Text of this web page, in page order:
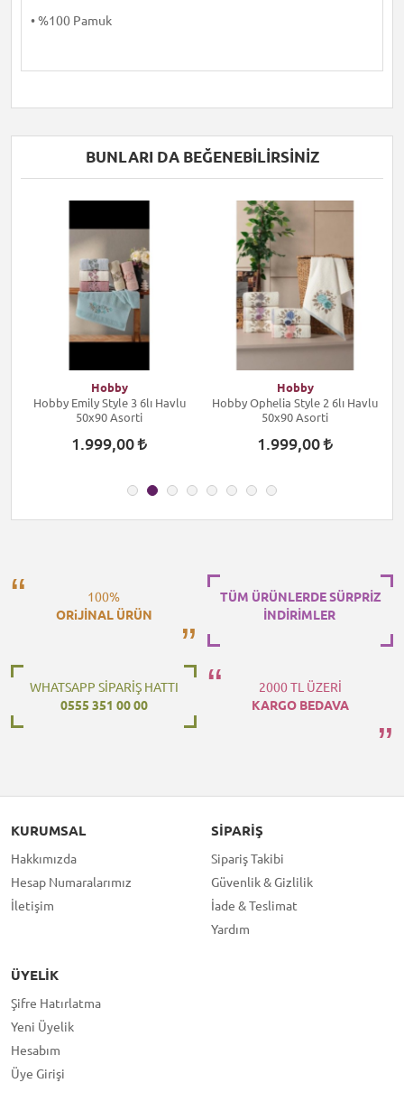
• %100 Pamuk
BUNLARI DA BEĞENEBILIRSINIZ
Hobby
Hobby Emily Style 3 6lı Havlu
50x90 Asorti
1.999,00
Hobby
Hobby Ophelia Style 2 6lı Havlu
50x90 Asorti
1.999,00
100%
ORiJİNAL ÜRÜN
TÜM ÜRÜNLERDE SÜRPRİZ
İNDİRİMLER
WHATSAPP SİPARİŞ HATTI
0555 351 00 00
2000 TL ÜZERİ
KARGO BEDAVA
KURUMSAL
Hakkımızda
Hesap Numaralarımız
İletişim
SIPARIŞ
Sipariş Takibi
Güvenlik & Gizlilik
İade & Teslimat
Yardım
ÜYELIK
Şifre Hatırlatma
Yeni Üyelik
Hesabım
Üye Girişi